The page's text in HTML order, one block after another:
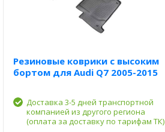
Резиновые коврики с высоким
бортом для Audi Q7 2005-2015
Доставка 3-5 дней транспортной
компанией из другого региона
(оплата за доставку по тарифам ТК)